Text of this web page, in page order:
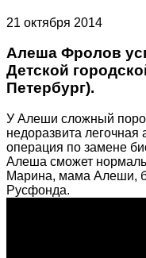
21 октября 2014
Алеша Фролов
Детской
Петербург).
У Алеши сложный
недоразвита
операция по замене
Алеша сможет
Марина, мама Алеши,
Русфонда.